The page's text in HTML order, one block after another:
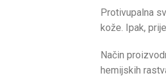
Protivupalna
kože. Ipak,
Način
hemijskih